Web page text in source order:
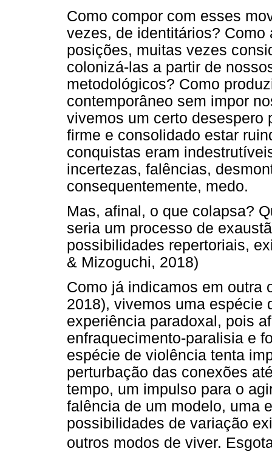
Como compor com esses
vezes, de identitários?
posições, muitas vezes
colonizá-las a partir de
metodológicos? Como
contemporâneo sem impor
vivemos um certo desespero
firme e consolidado estar
conquistas eram
incertezas, falências,
consequentemente, medo.
Mas, afinal, o que colapsa?
seria um processo de
possibilidades repertoriais,
& Mizoguchi, 2018)
Como já indicamos em outra
2018), vivemos uma espécie
experiência paradoxal, pois
enfraquecimento-paralisia e
espécie de violência tenta
perturbação das conexões
tempo, um impulso para o
falência de um modelo, uma
possibilidades de variação
outros modos de viver.